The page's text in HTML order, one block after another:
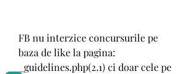
FB nu interzice concursurile pe
baza de like la pagina:
_guidelines.php(2.1) ci doar cele pe